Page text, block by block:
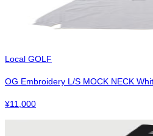
Local GOLF
OG Embroidery L/S MOCK NECK
¥11,000